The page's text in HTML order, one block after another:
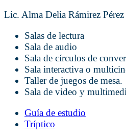
Lic. Alma Delia Rámirez Pérez
Salas de lectura
Sala de audio
Sala de círculos de
Sala interactiva o
Taller de juegos de mesa.
Sala de video y
Guía de estudio
Tríptico